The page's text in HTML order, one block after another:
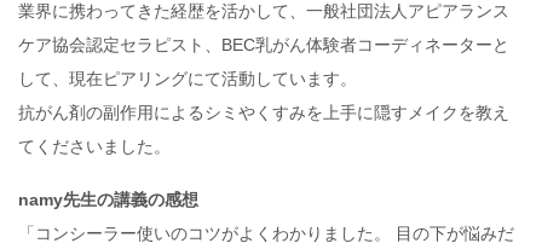
業界に携わってきた経歴を活かして、一般社団法人アピアランス
ケア協会認定セラピスト、BEC乳がん体験者コーディネーターと
して、現在ピアリングにて活動しています。
抗がん剤の副作用によるシミやくすみを上手に隠すメイクを教え
てくださいました。
namy先生の講義の感想
「コンシーラー使いのコツがよくわかりました。 目の下が悩みだ